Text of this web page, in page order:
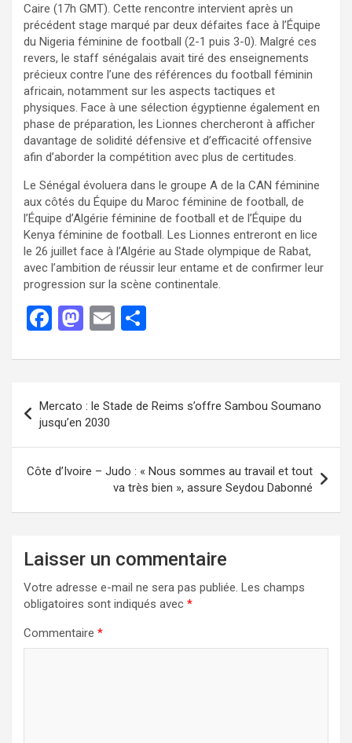
Caire (17h GMT). Cette rencontre intervient après un
précédent stage marqué par deux défaites face à l’Équipe
du Nigeria féminine de football (2-1 puis 3-0). Malgré ces
revers, le staff sénégalais avait tiré des enseignements
précieux contre l’une des références du football féminin
africain, notamment sur les aspects tactiques et
physiques. Face à une sélection égyptienne également en
phase de préparation, les Lionnes chercheront à afficher
davantage de solidité défensive et d’efficacité offensive
afin d’aborder la compétition avec plus de certitudes.
Le Sénégal évoluera dans le groupe A de la CAN féminine
aux côtés du Équipe du Maroc féminine de football, de
l’Équipe d’Algérie féminine de football et de l’Équipe du
Kenya féminine de football. Les Lionnes entreront en lice
le 26 juillet face à l’Algérie au Stade olympique de Rabat,
avec l’ambition de réussir leur entame et de confirmer leur
progression sur la scène continentale.
F
ce
o
o
k
M
st
o
d
o
n
E
ail ta
g
er
Mercato : le Stade de Reims s’offre Sambou Soumano
jusqu’en 2030
Côte d’Ivoire – Judo : « Nous sommes au travail et tout
va très bien », assure Seydou Dabonné
Laisser un commentaire
Votre adresse e-mail ne sera pas publiée. Les champs
obligatoires sont indiqués avec *
Commentaire *